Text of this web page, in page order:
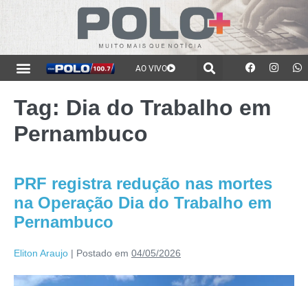
AO VIVO
Tag: Dia do Trabalho em
Pernambuco
PRF registra redução nas mortes
na Operação Dia do Trabalho em
Pernambuco
Eliton Araujo | Postado em 04/05/2026